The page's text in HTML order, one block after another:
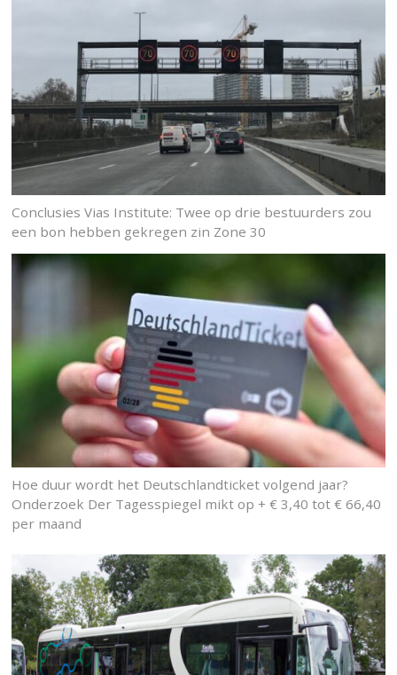
Conclusies Vias Institute: Twee op drie bestuurders zou
een bon hebben gekregen zin Zone 30
Hoe duur wordt het Deutschlandticket volgend jaar?
Onderzoek Der Tagesspiegel mikt op + € 3,40 tot € 66,40
per maand